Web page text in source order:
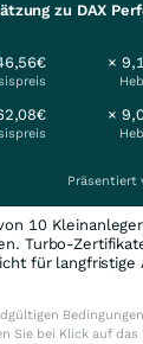
zu DAX
×
×
Präsentiert
10
Turbo-
für langfristige
Sie bei Klick auf